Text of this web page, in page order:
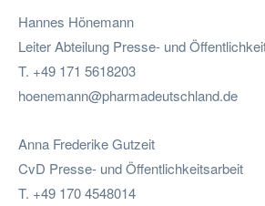
Hannes Hönemann
Leiter Abteilung Presse- und
T. +49 171 5618203
hoenemann@pharmadeutschland.de
Anna Frederike Gutzeit
CvD Presse- und Öffentlichkeitsarbeit
T. +49 170 4548014